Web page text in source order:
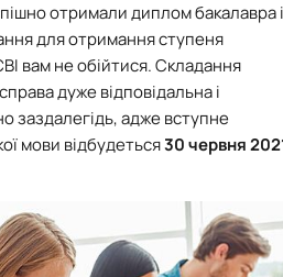
отримали диплом бакалавра і
для отримання ступеня
вам не обійтися. Складання
дуже відповідальна і
заздалегідь, адже вступне
мови відбудеться30 червня